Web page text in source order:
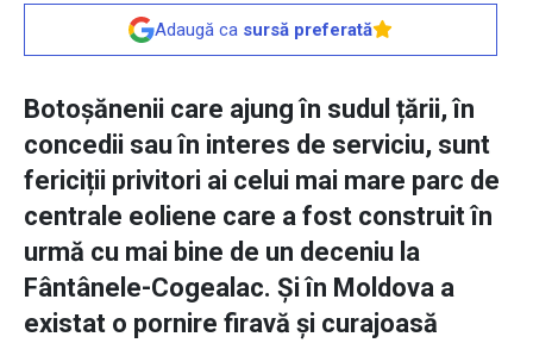
Adaugă ca sursă preferată
Botoșănenii care ajung în sudul țării, în
concedii sau în interes de serviciu, sunt
fericiții privitori ai celui mai mare parc de
centrale eoliene care a fost construit în
urmă cu mai bine de un deceniu la
Fântânele-Cogealac. Și în Moldova a
existat o pornire firavă și curajoasă